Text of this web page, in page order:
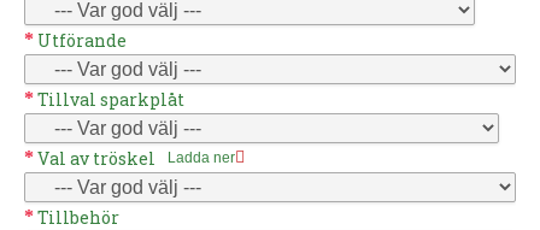
Utförande
Tillval sparkplåt
Val av tröskel Ladda ner
Tillbehör